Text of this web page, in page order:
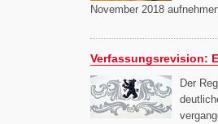
November 2018
Verfassungsrevision:
Der